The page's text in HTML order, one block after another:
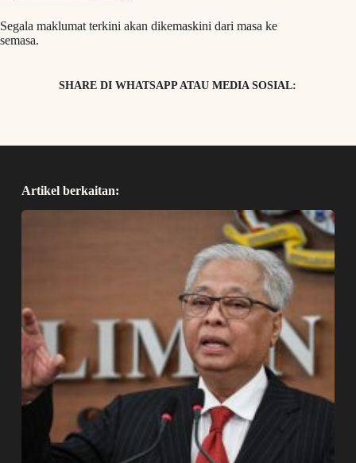
Segala maklumat terkini akan dikemaskini dari masa ke
semasa.
SHARE DI WHATSAPP ATAU MEDIA SOSIAL:
Artikel berkaitan: